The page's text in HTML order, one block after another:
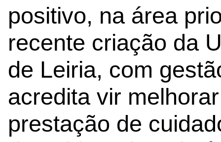
positivo, na área
recente criação da
de Leiria, com
acredita vir
prestação de